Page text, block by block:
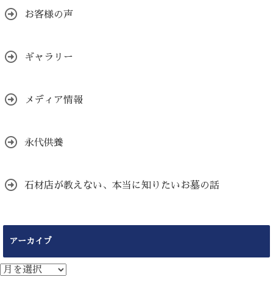
お客様の声
ギャラリー
メディア情報
永代供養
石材店が教えない、本当に知りたいお墓の話
アーカイブ
ア
ー